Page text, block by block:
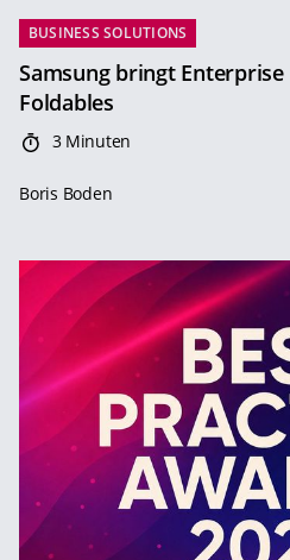
BUSINESS SOLUTIONS
Samsung bringt
Foldables
3 Minuten
Boris Boden